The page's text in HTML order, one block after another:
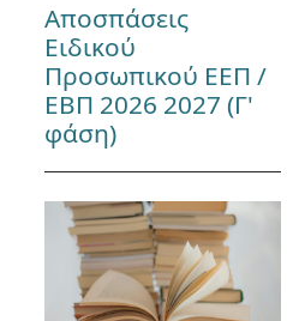
Αποσπάσεις
Ειδικού
Προσωπικού ΕΕΠ /
ΕΒΠ 2026 2027 (Γ'
φάση)